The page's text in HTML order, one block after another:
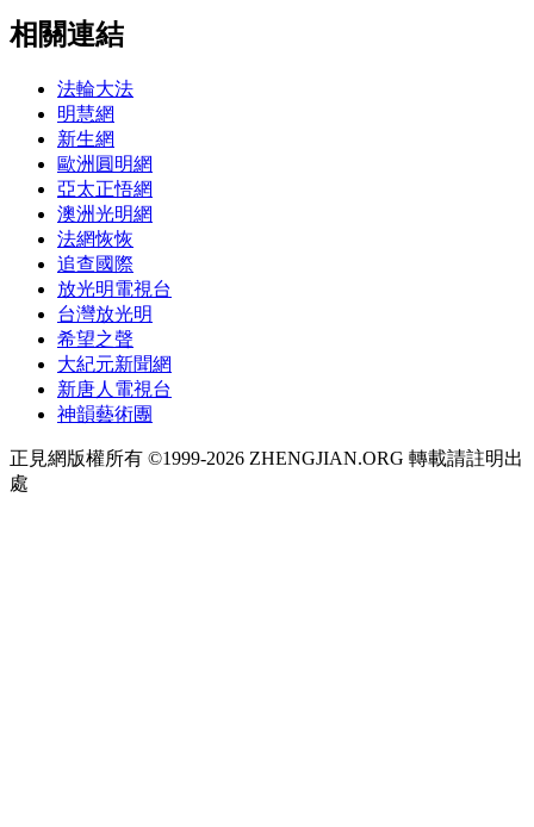
相關連結
法輪大法
明慧網
新生網
歐洲圓明網
亞太正悟網
澳洲光明網
法網恢恢
追查國際
放光明電視台
台灣放光明
希望之聲
大紀元新聞網
新唐人電視台
神韻藝術團
正見網版權所有 ©1999-2026 ZHENGJIAN.ORG 轉載請註明出
處